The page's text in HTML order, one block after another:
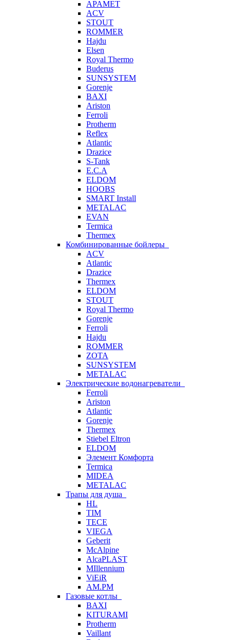
APAMET
ACV
STOUT
ROMMER
Hajdu
Elsen
Royal Thermo
Buderus
SUNSYSTEM
Gorenje
BAXI
Ariston
Ferroli
Protherm
Reflex
Atlantic
Drazice
S-Tank
E.C.A
ELDOM
HOOBS
SMART Install
METALAC
EVAN
Termica
Thermex
Комбинированные бойлеры
ACV
Atlantic
Drazice
Thermex
ELDOM
STOUT
Royal Thermo
Gorenje
Ferroli
Hajdu
ROMMER
ZOTA
SUNSYSTEM
METALAC
Электрические водонагреватели
Ferroli
Ariston
Atlantic
Gorenje
Thermex
Stiebel Eltron
ELDOM
Элемент Комфорта
Termica
MIDEA
METALAC
Трапы для душа
HL
TIM
TECE
VIEGA
Geberit
McAlpine
AlcaPLAST
MIllennium
ViEiR
AM.PM
Газовые котлы
BAXI
KITURAMI
Protherm
Vaillant